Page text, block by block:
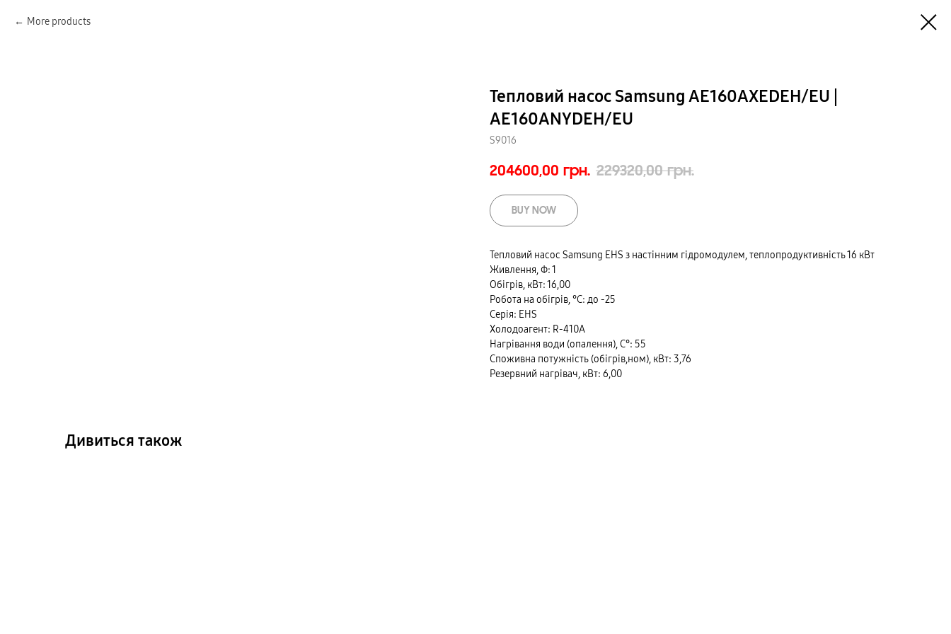
More products
Тепловий насос Samsung AE160AXEDEH/EU |
AE160ANYDEH/EU
S9016
204600,00 грн. 229320,00 грн.
BUY NOW
Тепловий насос Samsung EHS з настінним гідромодулем, теплопродуктивність 16 кВт
Живлення, Ф: 1
Обігрів, кВт: 16,00
Робота на обігрів, °С: до -25
Серія: EHS
Холодоагент: R-410A
Нагрівання води (опалення), С°: 55
Споживна потужність (обігрів,ном), кВт: 3,76
Резервний нагрівач, кВт: 6,00
Дивиться також